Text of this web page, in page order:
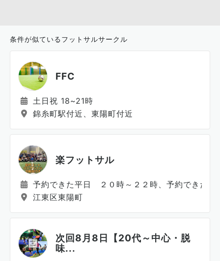
条件が似ているフットサルサークル
FFC
土日祝 18~21時
錦糸町駅付近、東陽町付近
楽フットサル
予約できた平日 ２０時～２２時、予約できた
江東区東陽町
次回8月8日【20代～中心・脱
味...